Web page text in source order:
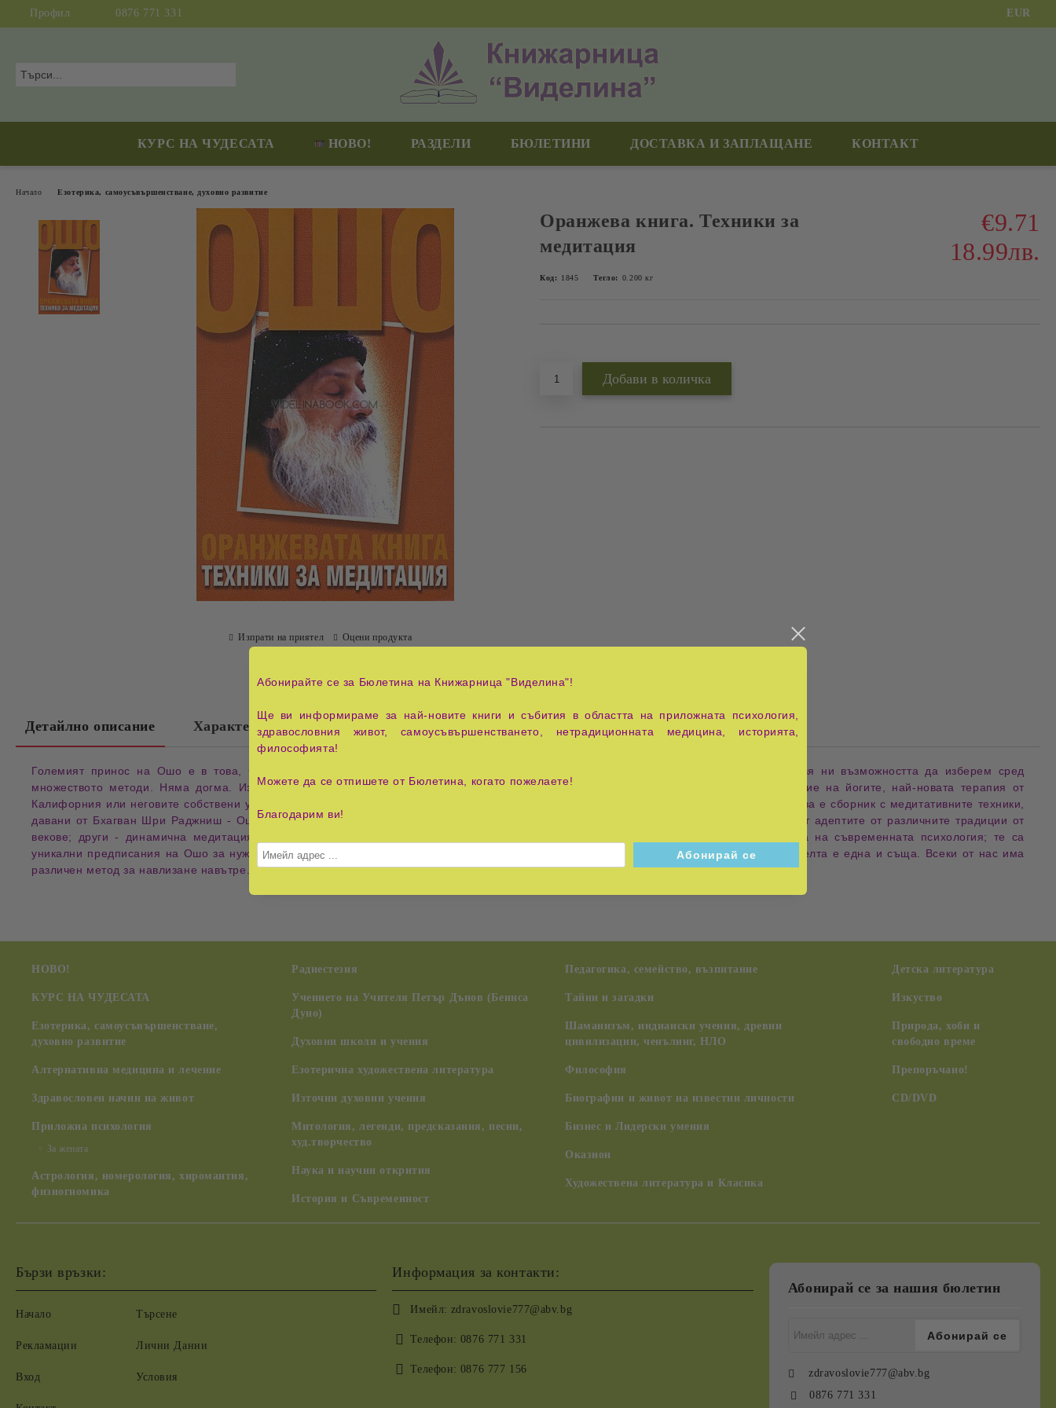
Профил 0876 771 331 EUR
КУРС НА ЧУДЕСАТА НОВО! РАЗДЕЛИ БЮЛЕТИНИ ДОСТАВКА И ЗАПЛАЩАНЕ КОНТАКТ
Начало Езотерика, самоусъвършенстване, духовно развитие
Оранжева книга. Техники за
медитация
€9.71
18.99лв.
Код: 1845 Тегло: 0.200 кг
Изпрати на приятел Оцени продукта
Детайлно описание Характеристики
Големият принос на Ошо е в това, че работи с пълното разбиране за сложността на човека от двадесетото столетие. Предоставя ни възможността да изберем сред
множеството методи. Няма догма. Използва се всичко, което увеличава нашата осъзнатост - независимо дали е древно упражнение на йогите, най-новата терапия от
Калифорния или неговите собствени уникални методи. Приемете медитацията като приключение, а „Оранжевата книга" като водач. Това е сборник с медитативните техники,
давани от Бхагван Шри Раджниш - Ошо в течение на годините. Някои от техниките - випасана, надабрахма, въртене - са известни от адептите от различните традиции от
векове; други - динамична медитация, кундалини, гуришанкар - отразяват едновременно мъдростта на тези традиции и откритията на съвременната психология; те са
уникални предписания на Ошо за нуждите на съвременния човек. В действителност не съществува един единствен път, въпреки че целта е една и съща. Всеки от нас има
различен метод за навлизане навътре.
НОВО!
КУРС НА ЧУДЕСАТА
Езотерика, самоусъвършенстване,
духовно развитие
Алтернативна медицина и лечение
Здравословен начин на живот
Приложна психология
За жената
Астрология, номерология, хиромантия,
физиогномика
Радиестезия
Учението на Учителя Петър Дънов (Беинса
Дуно)
Духовни школи и учения
Езотерична художествена литература
Източни духовни учения
Митология, легенди, предсказания, песни,
худ.творчество
Наука и научни открития
История и Съвременност
Педагогика, семейство, възпитание
Тайни и загадки
Шаманизъм, индиански учения, древни
цивилизации, ченълинг, НЛО
Философия
Биографии и живот на известни личности
Бизнес и Лидерски умения
Оказион
Художествена литература и Класика
Детска литература
Изкуство
Природа, хоби и
свободно време
Препоръчано!
CD/DVD
Бързи връзки:
Начало
Рекламации
Вход
Търсене
Лични Данни
Условия
Информация за контакти:
Имейл: zdravoslovie777@abv.bg
Телефон: 0876 771 331
Телефон: 0876 777 156
Абонирай се за нашия бюлетин
zdravoslovie777@abv.bg
0876 771 331
Абонирайте се за Бюлетина на Книжарница "Виделина"!
Ще ви информираме за най-новите книги и събития в областта на приложната психология,
здравословния живот, самоусъвършенстването, нетрадиционната медицина, историята,
философията!
Можете да се отпишете от Бюлетина, когато пожелаете!
Благодарим ви!